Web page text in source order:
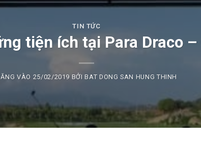
TIN TỨC
tiện ích tại Para Draco –
VÀO 25/02/2019 BỞIBAT DONG SAN HUNG THINH